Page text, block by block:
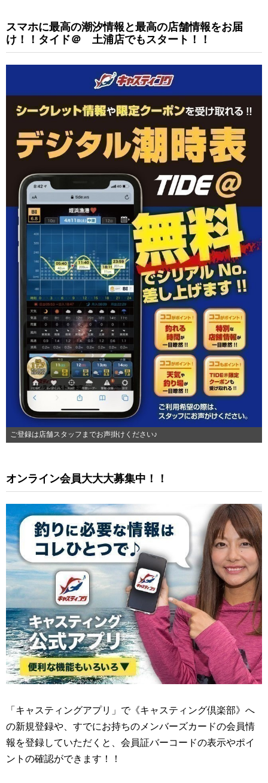
スマホに最高の潮汐情報と最高の店舗情報をお届
け！！タイド＠ 土浦店でもスタート！！
ご登録は店舗スタッフまでお声掛けください♪
オンライン会員大大大募集中！！
「キャスティングアプリ」で《キャスティング倶楽部》へ
の新規登録や、すでにお持ちのメンバーズカードの会員情
報を登録していただくと、会員証バーコードの表示やポイ
ントの確認ができます！！